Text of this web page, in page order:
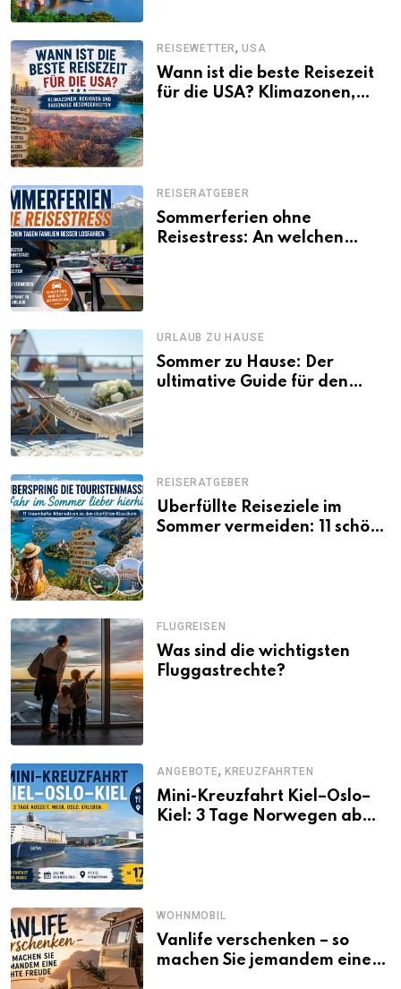
REISEWETTER,USA
Wann ist die beste Reisezeit
für die USA? Klimazonen,
REISERATGEBER
Sommerferien ohne
Reisestress: An welchen
URLAUB ZU HAUSE
Sommer zu Hause: Der
ultimative Guide für den
REISERATGEBER
Überfüllte Reiseziele im
Sommer vermeiden: 11 schöne
FLUGREISEN
Was sind die wichtigsten
Fluggastrechte?
ANGEBOTE, KREUZFAHRTEN
Mini-Kreuzfahrt Kiel–Oslo–
Kiel: 3 Tage Norwegen ab
WOHNMOBIL
Vanlife verschenken – so
machen Sie jemandem eine